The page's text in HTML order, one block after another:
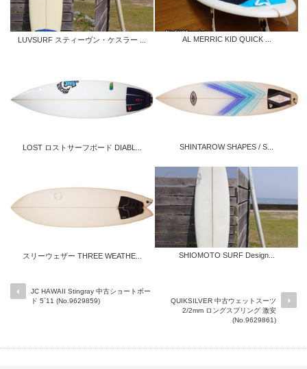
LUVSURF スティーヴン・ケスラー ... AL MERRIC KID QUICK ...
LOST ロストサーフボード DIABL... SHINTAROW SHAPES / S...
スリーウェザー THREE WEATHE... SHIOMOTO SURF Design...
JC HAWAII Stingray 中古ショートボー
ド 5`11 (No.9629859)
QUIKSILVER 中古ウェットスーツ
2/2mm ロングスプリング 激安
(No.9629861)